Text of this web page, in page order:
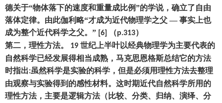
德关于“物体落下的速度和重量成比例”的学说， 确立了自由
落体定律。由此伽利略“才成为近代物理学之父 — 事实上也
成为整个近代科学之父。 ” [6] （p.313）
第二 ， 理性方法。 19 世纪上半叶以经典物理学为主要代表的
自然科学已经发展得相当成熟 ， 马克思恩格斯总结它的方法
时指出:虽然科学是实验的科学 ， 但是必须用理性方法去整理
由观察与实验得到的感性材料。这时期近代自然科学所用的
理性方法， 主要是逻辑方法（ 比较、分类、归纳、演绎、分